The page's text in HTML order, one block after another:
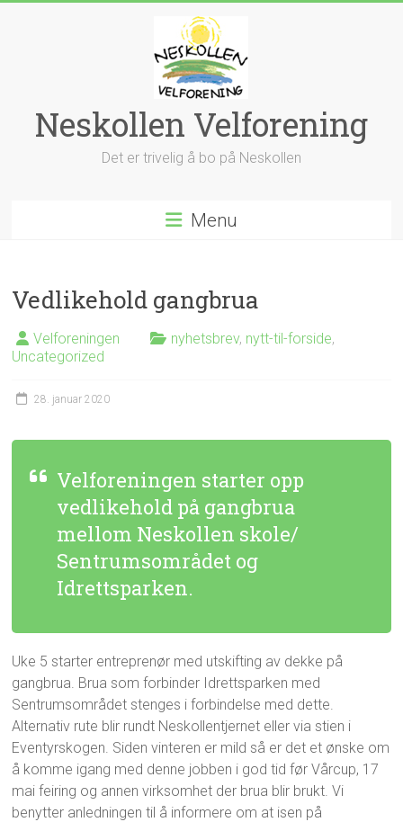
Neskollen Velforening
Det er trivelig å bo på Neskollen
Menu
Vedlikehold gangbrua
Velforeningen nyhetsbrev, nytt-til-forside,
Uncategorized
28. januar 2020
Velforeningen starter opp
vedlikehold på gangbrua
mellom Neskollen skole/
Sentrumsområdet og
Idrettsparken.
Uke 5 starter entreprenør med utskifting av dekke på
gangbrua. Brua som forbinder Idrettsparken med
Sentrumsområdet stenges i forbindelse med dette.
Alternativ rute blir rundt Neskollentjernet eller via stien i
Eventyrskogen. Siden vinteren er mild så er det et ønske om
å komme igang med denne jobben i god tid før Vårcup, 17
mai feiring og annen virksomhet der brua blir brukt. Vi
benytter anledningen til å informere om at isen på